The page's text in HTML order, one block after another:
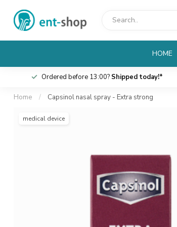
HOME
Ordered before 13:00? Shipped today!*
Home / Capsinol nasal spray - Extra strong
medical device